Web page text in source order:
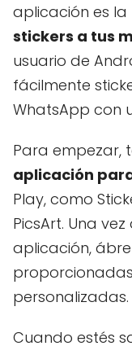
aplicación es
stickers a tus
usuario de
fácilmente
WhatsApp con
Para empezar,
aplicación
Play, como
PicsArt. Una
aplicación,
personalizadas.
Cuando estés